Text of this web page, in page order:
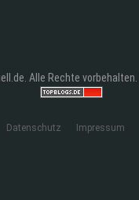
Alle Rechte vorbehalten. |
Datenschutz Impressum